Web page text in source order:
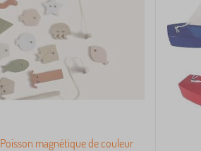
Poisson magnétique de couleur